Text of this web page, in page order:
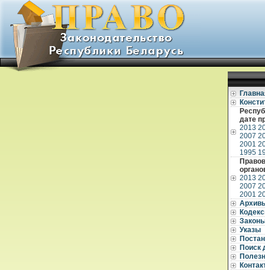
дате
2013
2007
2001
1995
2013
2007
2001
Указы
Поиск